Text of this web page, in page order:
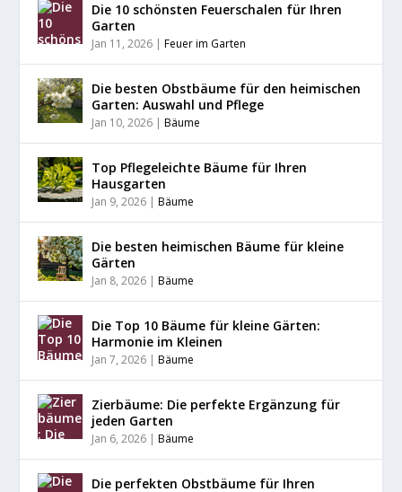
Die 10 schönsten Feuerschalen für Ihren
Garten
Jan 11, 2026 |Feuer im Garten
Die besten Obstbäume für den heimischen
Garten: Auswahl und Pflege
Jan 10, 2026 |Bäume
Top Pflegeleichte Bäume für Ihren
Hausgarten
Jan 9, 2026 |Bäume
Die besten heimischen Bäume für kleine
Gärten
Jan 8, 2026 |Bäume
Die Top 10 Bäume für kleine Gärten:
Harmonie im Kleinen
Jan 7, 2026 |Bäume
Zierbäume: Die perfekte Ergänzung für
jeden Garten
Jan 6, 2026 |Bäume
Die perfekten Obstbäume für Ihren